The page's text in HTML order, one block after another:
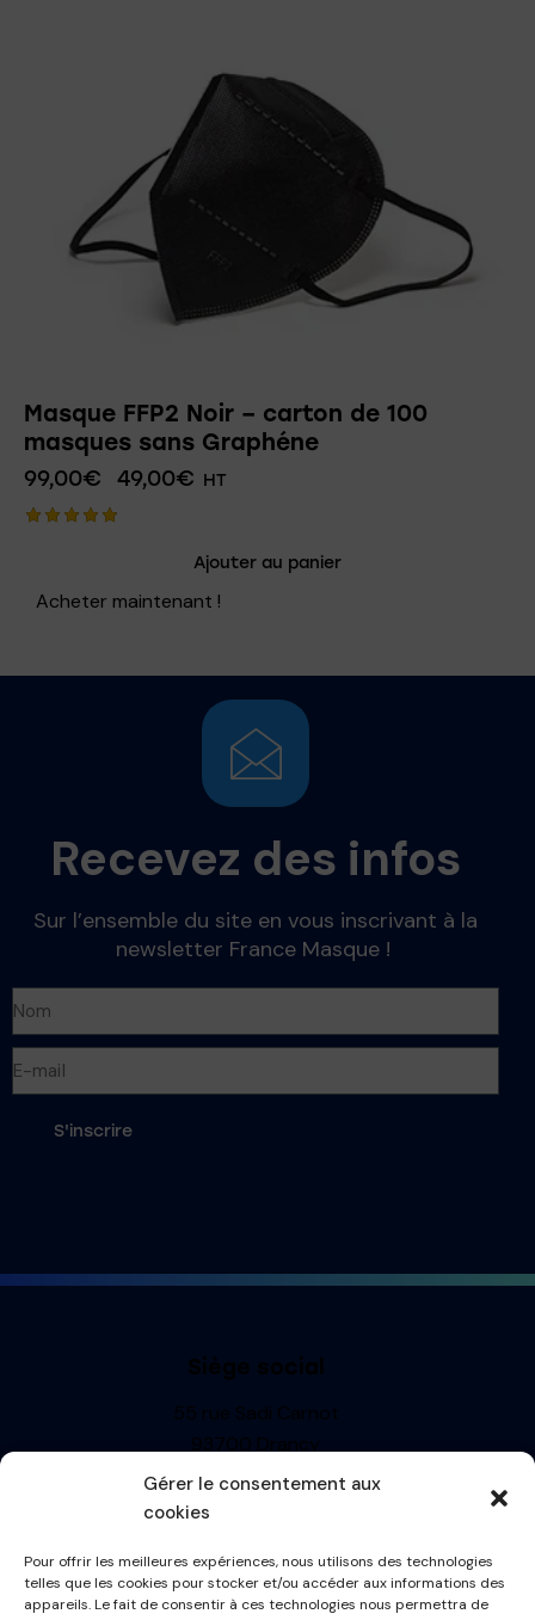
Gérer le consentement aux
cookies
Pour offrir les meilleures expériences, nous utilisons des technologies
telles que les cookies pour stocker et/ou accéder aux informations des
appareils. Le fait de consentir à ces technologies nous permettra de
Masque FFP2 Noir – carton de 100
masques sans Graphéne
99,00€ 49,00€ HT
Ajouter au panier
Acheter maintenant !
Recevez des infos
Sur l’ensemble du site en vous inscrivant à la
newsletter France Masque !
S'inscrire
Siège social
55 rue Sadi Carnot
93700 Drancy
Siren : 499710697
TVA: FR13499710697
Informations